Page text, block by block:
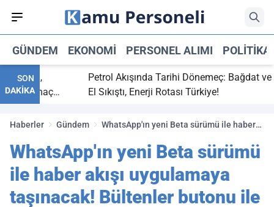
GÜNDEM EKONOMI PERSONEL ALIMI POLITIKA
SON
DAKİKA
bitti,
maç
Petrol Akışında Tarihi Dönemeç: Bağdat ve
El Sıkıştı, Enerji Rotası Türkiye!
Haberler Gündem
WhatsApp'ın yeni Beta sürümü ile haber
butonu ile kişiye özel haber akışı
gizlenerek takip edilebilecek!
WhatsApp'ın yeni Beta sürümü
ile haber akışı uygulamaya
taşınacak! Bültenler butonu ile